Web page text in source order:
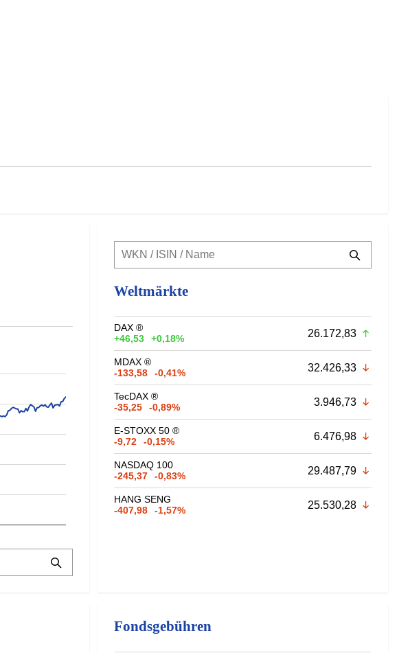
Weltmärkte
DAX ®
+46,53
+0,18% 26.172,83
MDAX ®
-133,58
-0,41% 32.426,33
TecDAX ®
-35,25
-0,89% 3.946,73
E-STOXX 50 ®
-9,72
-0,15% 6.476,98
NASDAQ 100
-245,37
-0,83% 29.487,79
HANG SENG
-407,98
-1,57% 25.530,28
Fondsgebühren